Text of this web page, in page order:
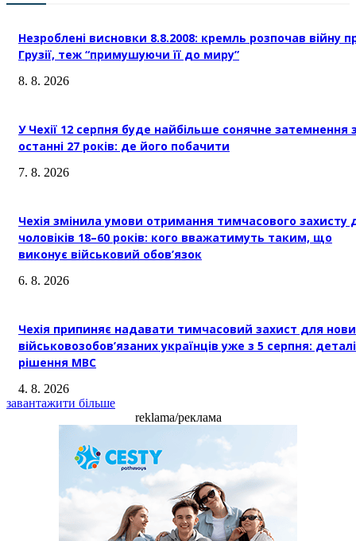
Незроблені висновки 8.8.2008: кремль розпочав війну
Грузії, теж “примушуючи її до миру”
8. 8. 2026
У Чехії 12 серпня буде найбільше сонячне затемнення
останні 27 років: де його побачити
7. 8. 2026
Чехія змінила умови отримання тимчасового захисту
чоловіків 18–60 років: кого вважатимуть таким, що
виконує військовий обов’язок
6. 8. 2026
Чехія припиняє надавати тимчасовий захист для
військовозобов’язаних українців уже з 5 серпня: деталі
рішення МВС
4. 8. 2026
завантажити більше
reklama/реклама